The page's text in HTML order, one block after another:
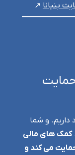
بنیانا
داریم. و شما
کمک های مالی
می کند و